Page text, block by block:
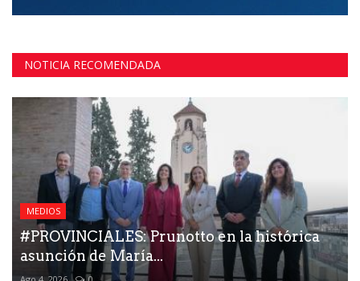
NOTICIA RECOMENDADA
MEDIOS
#PROVINCIALES: Prunotto en la histórica
asunción de María...